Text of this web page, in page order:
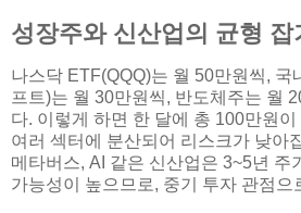
성장주와 신산업의 균형 잡
나스닥 ETF(QQQ)는 월 50만원씩, 국
프트)는 월 30만원씩, 반도체주는 월
다. 이렇게 하면 한 달에 총 100만원
여러 섹터에 분산되어 리스크가 낮아
메타버스, AI 같은 신산업은 3~5년 주
가능성이 높으므로, 중기 투자 관점으